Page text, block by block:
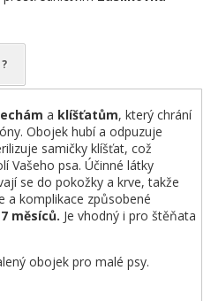
?
a klíšťatům, který chrání
Obojek hubí a odpuzuje
samičky klíšťat, což
Vašeho psa. Účinné látky
se do pokožky a krve, takže
a komplikace způsobené
7 měsíců. Je vhodný i pro štěňata
obojek pro malé psy.